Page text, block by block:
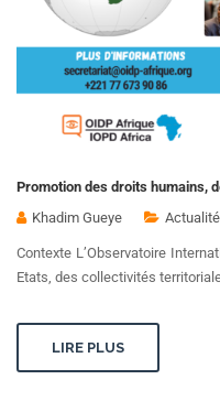
Promotion des droits humains,
Khadim Gueye
Contexte L’Observatoire
Etats, des collectivités
LIRE PLUS